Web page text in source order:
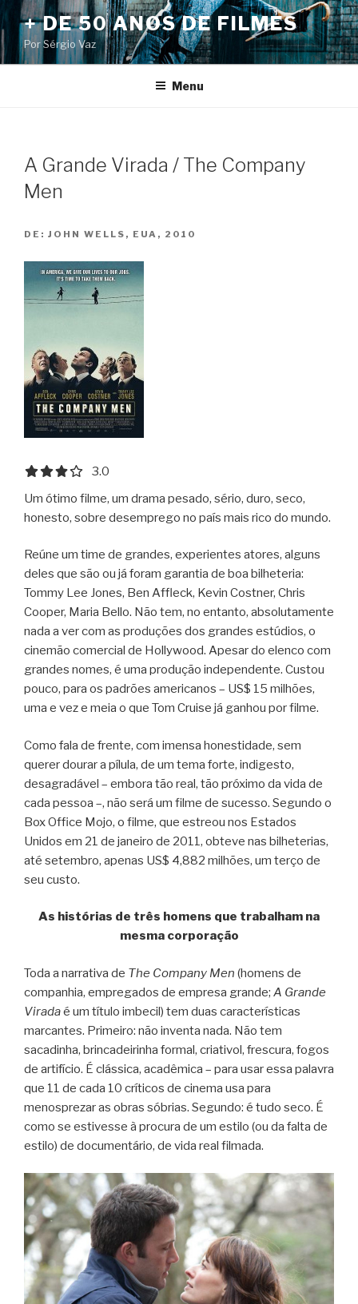
Pular
para
o
conteúdo
+ DE 50 ANOS DE FILMES
Por Sérgio Vaz
Menu
A Grande Virada / The Company
Men
DE: JOHN WELLS, EUA, 2010
3.0 out of 5.0 stars
3.0
Um ótimo filme, um drama pesado, sério, duro, seco,
honesto, sobre desemprego no país mais rico do mundo.
Reúne um time de grandes, experientes atores, alguns
deles que são ou já foram garantia de boa bilheteria:
Tommy Lee Jones, Ben Affleck, Kevin Costner, Chris
Cooper, Maria Bello. Não tem, no entanto, absolutamente
nada a ver com as produções dos grandes estúdios, o
cinemão comercial de Hollywood. Apesar do elenco com
grandes nomes, é uma produção independente. Custou
pouco, para os padrões americanos – US$ 15 milhões,
uma e vez e meia o que Tom Cruise já ganhou por filme.
Como fala de frente, com imensa honestidade, sem
querer dourar a pílula, de um tema forte, indigesto,
desagradável – embora tão real, tão próximo da vida de
cada pessoa –, não será um filme de sucesso. Segundo o
Box Office Mojo, o filme, que estreou nos Estados
Unidos em 21 de janeiro de 2011, obteve nas bilheterias,
até setembro, apenas US$ 4,882 milhões, um terço de
seu custo.
As histórias de três homens que trabalham na
mesma corporação
Toda a narrativa de The Company Men (homens de
companhia, empregados de empresa grande; A Grande
Viradaé um título imbecil) tem duas características
marcantes. Primeiro: não inventa nada. Não tem
sacadinha, brincadeirinha formal, criativol, frescura, fogos
de artifício. É clássica, acadêmica – para usar essa palavra
que 11 de cada 10 críticos de cinema usa para
menosprezar as obras sóbrias. Segundo: é tudo seco. É
como se estivesse à procura de um estilo (ou da falta de
estilo) de documentário, de vida real filmada.